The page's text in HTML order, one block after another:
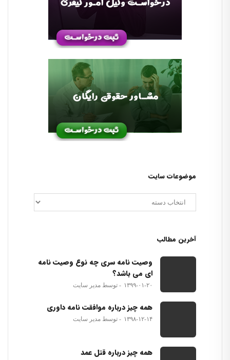
موضوعات سایت
آخرین مطالب
وصیت نامه سری چه نوع وصیت نامه
ای می باشد؟
۱۳۹۹-۰۱-۲۰ توسط مدیر سایت
همه چیز درباره موافقت نامه داوری
۱۳۹۸-۱۲-۱۴ توسط مدیر سایت
همه چیز درباره قتل عمد